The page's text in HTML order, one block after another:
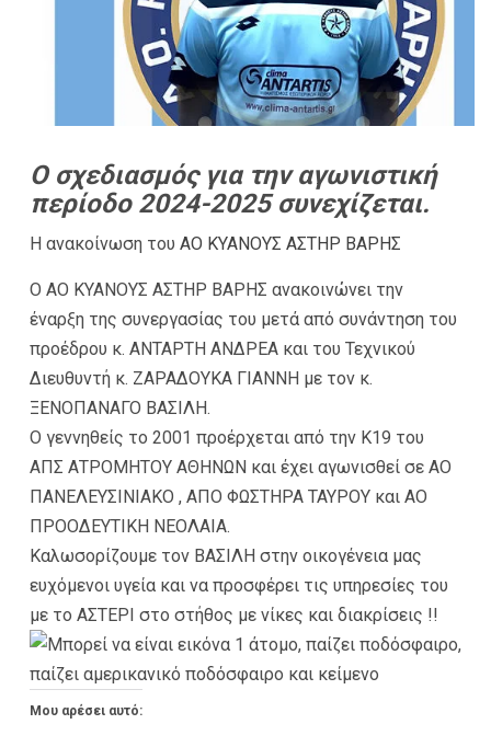
Ο σχεδιασμός για την αγωνιστική
περίοδο 2024-2025 συνεχίζεται.
Η ανακοίνωση του ΑΟ ΚΥΑΝΟΥΣ ΑΣΤΗΡ ΒΑΡΗΣ
Ο ΑΟ ΚΥΑΝΟΥΣ ΑΣΤΗΡ ΒΑΡΗΣ ανακοινώνει την
έναρξη της συνεργασίας του μετά από συνάντηση του
προέδρου κ. ΑΝΤΑΡΤΗ ΑΝΔΡΕΑ και του Τεχνικού
Διευθυντή κ. ΖΑΡΑΔΟΥΚΑ ΓΙΑΝΝΗ με τον κ.
ΞΕΝΟΠΑΝΑΓΟ ΒΑΣΙΛΗ.
Ο γεννηθείς το 2001 προέρχεται από την Κ19 του
ΑΠΣ ΑΤΡΟΜΗΤΟΥ ΑΘΗΝΩΝ και έχει αγωνισθεί σε ΑΟ
ΠΑΝΕΛΕΥΣΙΝΙΑΚΟ , ΑΠΟ ΦΩΣΤΗΡΑ ΤΑΥΡΟΥ και ΑΟ
ΠΡΟΟΔΕΥΤΙΚΗ ΝΕΟΛΑΙΑ.
Καλωσορίζουμε τον ΒΑΣΙΛΗ στην οικογένεια μας
ευχόμενοι υγεία και να προσφέρει τις υπηρεσίες του
με το ΑΣΤΕΡΙ στο στήθος με νίκες και διακρίσεις !!
Μου αρέσει αυτό: